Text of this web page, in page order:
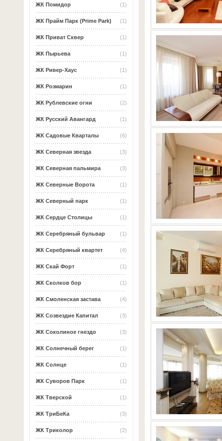
(1)
ЖК Помидор
(1)
ЖК Прайм Парк (Prime Park)
(1)
ЖК Приват Сквер
(1)
ЖК Пырьева
(1)
ЖК Ривер-Хаус
(1)
ЖК Розмарин
(2)
ЖК Рублевские огни
(1)
ЖК Русский Авангард
(6)
ЖК Садовые Кварталы
(3)
ЖК Северная звезда
(3)
ЖК Северная пальмира
(1)
ЖК Северные Ворота
(1)
ЖК Северный парк
(1)
ЖК Сердце Столицы
(1)
ЖК Серебряный бульвар
(4)
ЖК Серебряный квартет
(1)
ЖК Скай Форт
(1)
ЖК Сколков бор
(4)
ЖК Смоленская застава
(3)
ЖК Созвездие Капитал
(3)
ЖК Соколиное гнездо
(1)
ЖК Солнечный берег
(1)
ЖК Солнце
(1)
ЖК Суворов Парк
(1)
ЖК Тверской
(3)
ЖК ТриБеКа
(2)
ЖК Триколор